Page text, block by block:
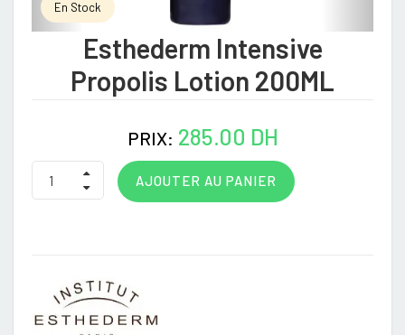
En Stock
Esthederm Intensive
Propolis Lotion 200ML
PRIX: 285.00 DH
AJOUTER AU PANIER